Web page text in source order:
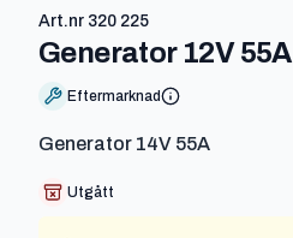
Art.nr 320 225
Generator 12V 55A-
Eftermarknad
Generator 14V 55A
Utgått